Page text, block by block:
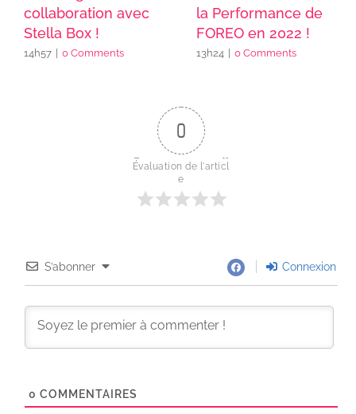
collaboration avec
Stella Box !
14h57 0 Comments
la Performance de
FOREO en 2022 !
13h24 0 Comments
0
Évaluation de l'articl
e
S’abonner Connexion
0 COMMENTAIRES